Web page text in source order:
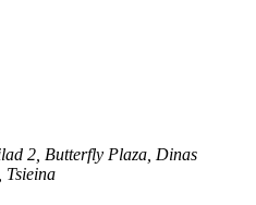
2, Butterfly Plaza, Dinas
Tsieina